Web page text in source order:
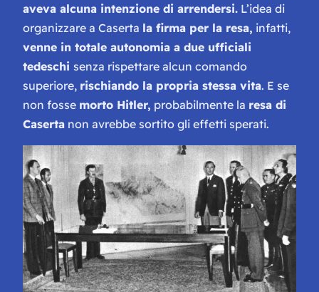
aveva alcuna intenzione di arrendersi. L’idea di
organizzare a Caserta la firma per la resa, infatti,
venne in totale autonomia a due ufficiali
tedeschi senza rispettare alcun comando
superiore, rischiando la propria stessa vita. E se
non fosse morto Hitler, probabilmente la resa di
Caserta non avrebbe sortito gli effetti sperati.